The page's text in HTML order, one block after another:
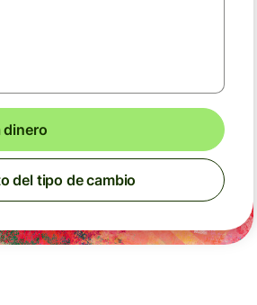
dinero
del tipo de cambio